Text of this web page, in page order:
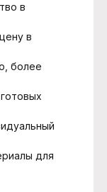
в
в
более
для